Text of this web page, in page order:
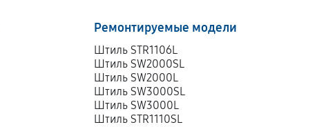
Ремонтируемые модели
Штиль STR1106L
Штиль SW2000SL
Штиль SW2000L
Штиль SW3000SL
Штиль SW3000L
Штиль STR1110SL